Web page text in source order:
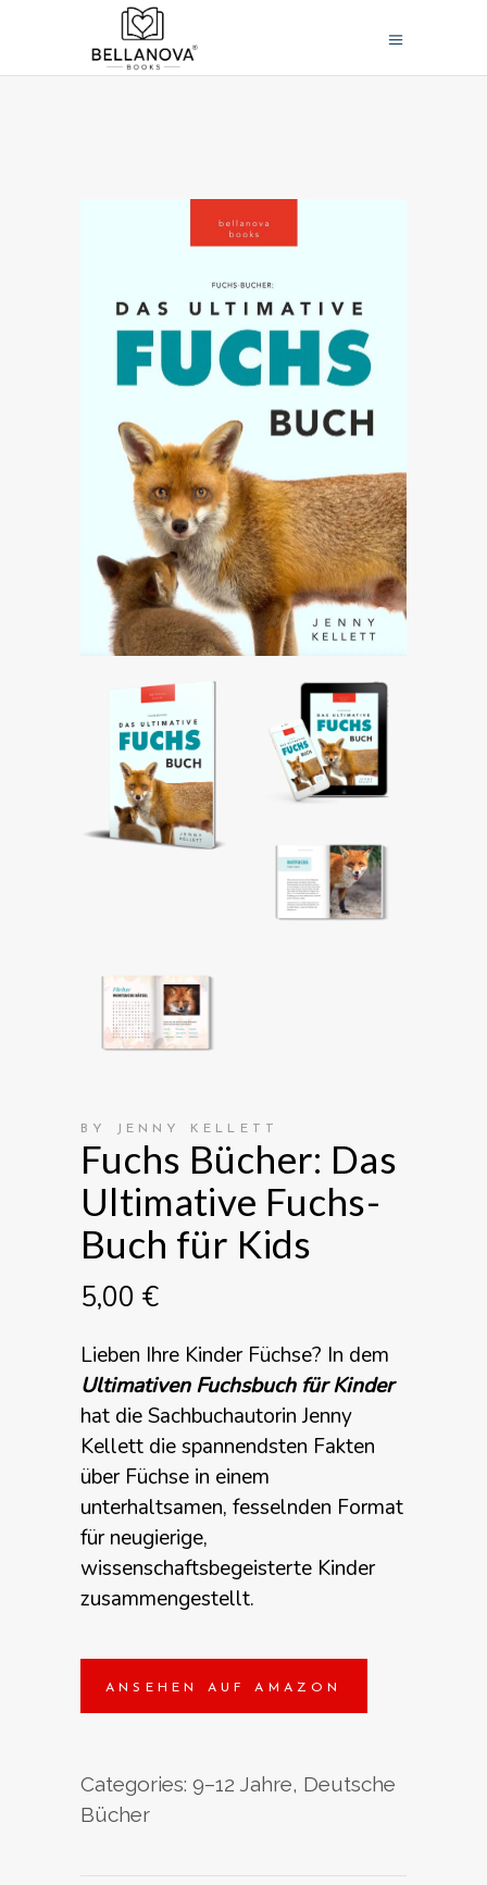
BY JENNY KELLETT
Fuchs Bücher: Das
Ultimative Fuchs-
Buch für Kids
5,00 €
Lieben Ihre Kinder Füchse? In dem
Ultimativen Fuchsbuch für Kinder
hat die Sachbuchautorin Jenny
Kellett die spannendsten Fakten
über Füchse in einem
unterhaltsamen, fesselnden Format
für neugierige,
wissenschaftsbegeisterte Kinder
zusammengestellt.
ANSEHEN AUF AMAZON
Categories: 9–12 Jahre, Deutsche
Bücher